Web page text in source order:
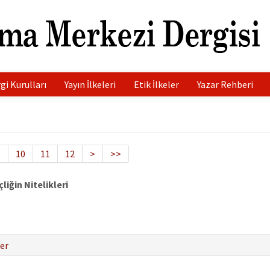
Kurulları Yayın İlkeleri Etik İlkeler Yazar Rehberi
10 11 12 > >>
Nitelikleri